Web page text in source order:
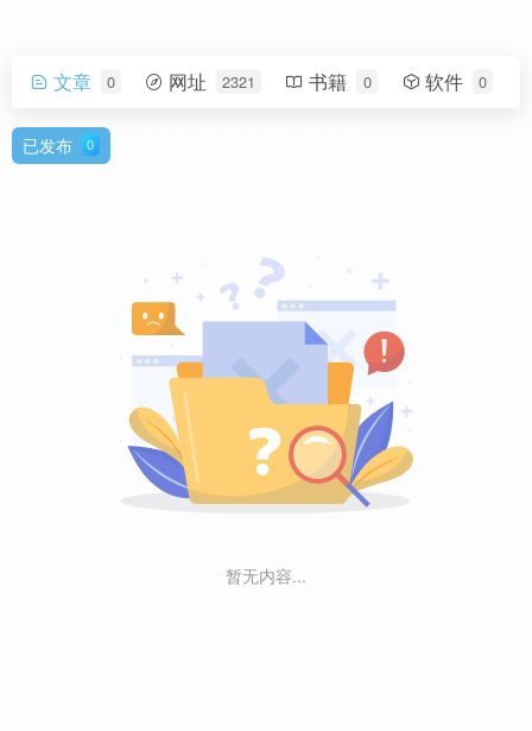
卡农导航
文章 0 网址 2321 书籍 0 软件 0
已发布 0
暂无内容...